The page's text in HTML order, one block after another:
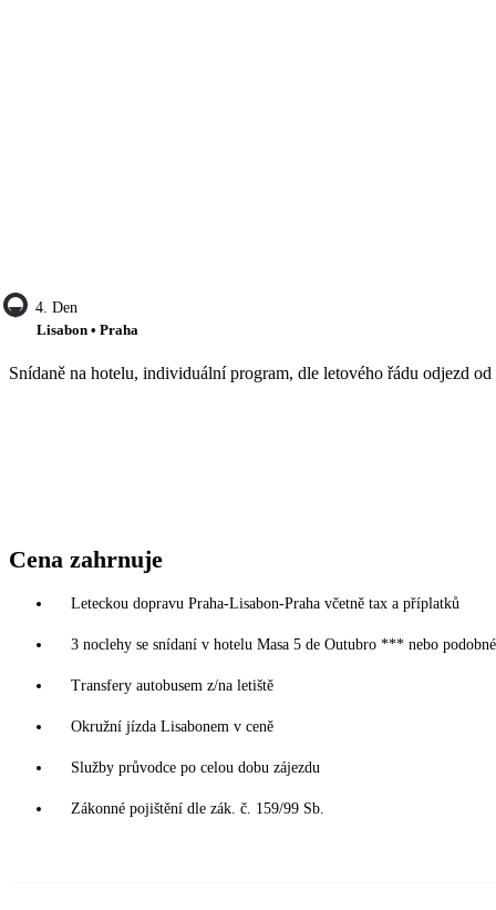
4. Den
Lisabon • Praha
Snídaně na hotelu, individuální program, dle letového řádu odjezd
Cena zahrnuje
Leteckou dopravu Praha-Lisabon-Praha včetně tax a příplatků
3 noclehy se snídaní v hotelu Masa 5 de Outubro *** nebo
Transfery autobusem z/na letiště
Okružní jízda Lisabonem v ceně
Služby průvodce po celou dobu zájezdu
Zákonné pojištění dle zák. č. 159/99 Sb.